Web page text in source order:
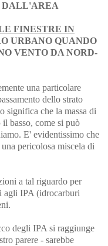
DALL'AREA
FINESTRE IN
URBANO QUANDO
VENTO DA NORD-
una particolare
dello strato
significa che la massa di
basso, come si può
E' evidentissimo che
pericolosa miscela di
a tal riguardo per
agli IPA (idrocarburi
degli IPA si raggiunge
parere - sarebbe